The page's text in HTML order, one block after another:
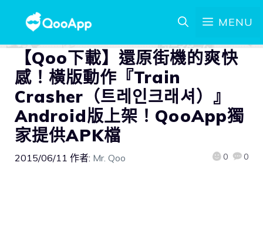
MENU
【Qoo下載】還原街機的爽快
感！橫版動作『Train
Crasher（트레인크래셔）』
Android版上架！QooApp獨
家提供APK檔
2015/06/11 作者: Mr. Qoo 0 0